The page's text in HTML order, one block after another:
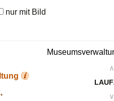
nur mit Bild
∧
∨